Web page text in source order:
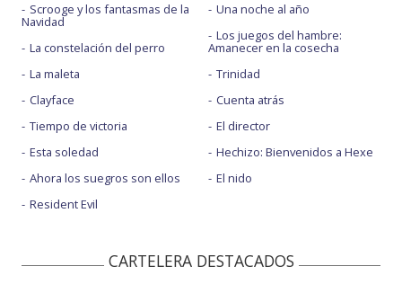
Scrooge y los fantasmas de la
Navidad
La constelación del perro
La maleta
Clayface
Tiempo de victoria
Esta soledad
Ahora los suegros son ellos
Resident Evil
Una noche al año
Los juegos del hambre:
Amanecer en la cosecha
Trinidad
Cuenta atrás
El director
Hechizo: Bienvenidos a Hexe
El nido
CARTELERA DESTACADOS